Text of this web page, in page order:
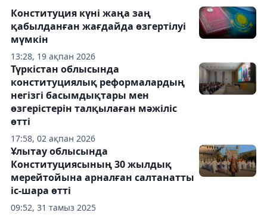
13:28, 19 ақпан 2026
Конституция күні жаңа заң
қабылданған жағдайда өзгертілуі
мүмкін
17:58, 02 ақпан 2026
Түркістан облысында
конституциялық реформалардың
негізгі басымдықтары мен
өзгерістерін талқылаған мәжіліс
өтті
09:52, 31 тамыз 2025
Ұлытау облысында
Конституциясының 30 жылдық
мерейтойына арналған салтанатты
іс-шара өтті